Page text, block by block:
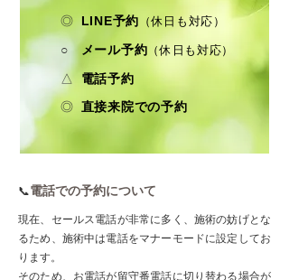
​ ◎LINE予約 （休日も対応）
​​ ○ メール予約 （休日も対応）
​​ △電話予約
◎直接来院での予約
​📞電話での予約について
現在、セールス電話が非常に多く、施術の妨げとな
るため、施術中は電話をマナーモードに設定してお
ります。
そのため、お電話が留守番電話に切り替わる場合が